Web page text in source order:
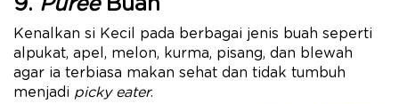
9. PureeBuah
Kenalkan si Kecil pada berbagai jenis buah seperti
alpukat, apel, melon, kurma, pisang, dan blewah
agar ia terbiasa makan sehat dan tidak tumbuh
menjadi picky eater.